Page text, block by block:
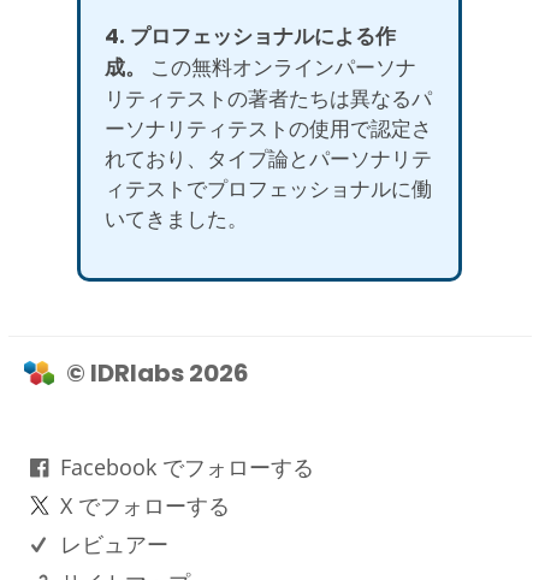
4. プロフェッショナルによる作
成。
この無料オンラインパーソナ
リティテストの著者たちは異なるパ
ーソナリティテストの使用で認定さ
れており、タイプ論とパーソナリテ
ィテストでプロフェッショナルに働
いてきました。
© IDRlabs 2026
Facebook でフォローする
X でフォローする
レビュアー